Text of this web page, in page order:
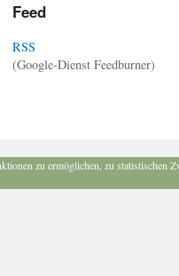
Feed
RSS
(Google-Dienst Feedburner)
zu ermöglichen, zu